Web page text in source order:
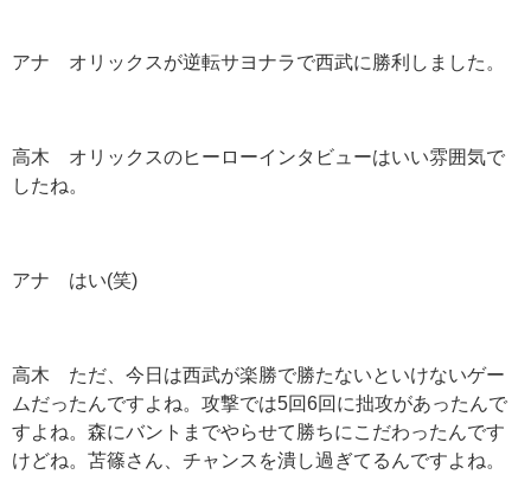
アナ オリックスが逆転サヨナラで西武に勝利しました。
高木 オリックスのヒーローインタビューはいい雰囲気で
したね。
アナ はい(笑)
高木 ただ、今日は西武が楽勝で勝たないといけないゲー
ムだったんですよね。攻撃では5回6回に拙攻があったんで
すよね。森にバントまでやらせて勝ちにこだわったんです
けどね。苫篠さん、チャンスを潰し過ぎてるんですよね。